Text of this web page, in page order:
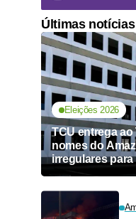
Últimas notícias
Eleições 2026
TCU entrega ao
nomes do
irregulares para